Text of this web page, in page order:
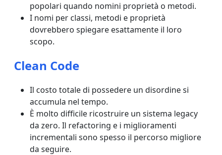
popolari quando nomini proprietà o metodi.
I nomi per classi, metodi e proprietà
dovrebbero spiegare esattamente il loro
scopo.
Clean Code
Il costo totale di possedere un disordine si
accumula nel tempo.
È molto difficile ricostruire un sistema legacy
da zero. Il refactoring e i miglioramenti
incrementali sono spesso il percorso migliore
da seguire.